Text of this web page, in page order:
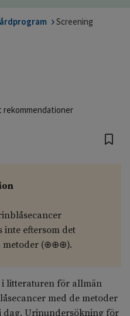
Screening
rekommendationer
inte eftersom det
metoder (⊕⊕⊕).
i litteraturen för allmän
med de metoder
dag. Urinundersökning för